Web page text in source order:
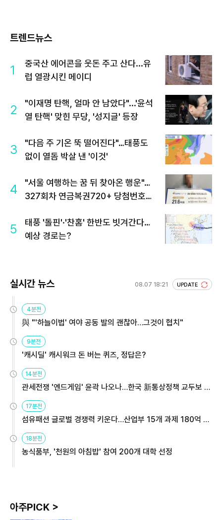
트렌드뉴스
1
중국산 에어콘을 웃돈 주고 산다...유
럽 열광시킨 메이디
2
"이재명 탄핵, 얼마 안 남았다"...'윤석
열 탄핵' 맞힌 무당, '성지글' 등장
3
"다음 주 기온 뚝 떨어진다"…태풍도
없이 열돔 박살 낸 '이것'
4
"서울 여행하는 꿈 뒤 찾아온 행운"…
327회차 연금복권720+ 당첨번호조
5
태풍 '돌핀'·'찬홈' 한반도 빗겨간다…
예상 경로는?
실시간 뉴스 08.07 18:21 UPDATE
4분전
與 "'하늘이법' 여야 공동 발의 괜찮아…그것이 협치"
9분전
'캐시딜' 캐시워크 돈 버는 퀴즈, 정답은?
14분전
관세전쟁 '엔드게임' 윤곽 나오나…한국 新통상정책 교두보 활
용해야
17분전
섬유패션 글로벌 경쟁력 키운다…산업부 15개 과제 180억 지
원
18분전
농식품부, '천원의 아침밥' 참여 200개 대학 선정
아주PICK >